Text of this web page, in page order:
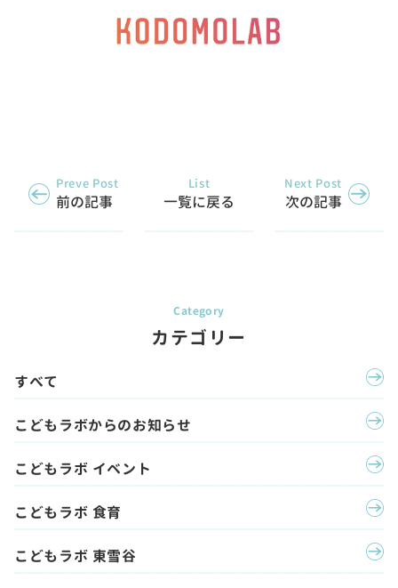
Preve Post
前の記事
List
一覧に戻る
Next Post
次の記事
カテゴリー
すべて
こどもラボからのお知らせ
こどもラボ イベント
こどもラボ 食育
こどもラボ 東雪谷